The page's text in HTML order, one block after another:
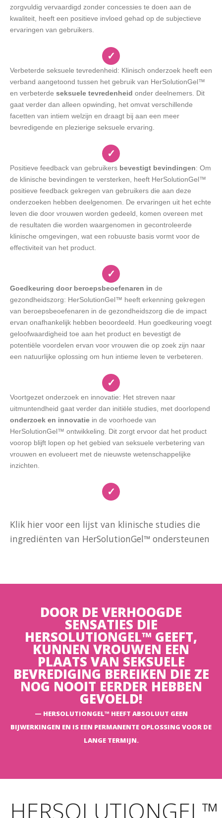
zorgvuldig vervaardigd zonder concessies te doen aan de
kwaliteit, heeft een positieve invloed gehad op de subjectieve
ervaringen van gebruikers.
✓
Verbeterde seksuele tevredenheid: Klinisch onderzoek heeft een
verband aangetoond tussen het gebruik van HerSolutionGel™
en verbeterde seksuele tevredenheid onder deelnemers. Dit
gaat verder dan alleen opwinding, het omvat verschillende
facetten van intiem welzijn en draagt bij aan een meer
bevredigende en plezierige seksuele ervaring.
✓
Positieve feedback van gebruikers bevestigt bevindingen: Om
de klinische bevindingen te versterken, heeft HerSolutionGel™
positieve feedback gekregen van gebruikers die aan deze
onderzoeken hebben deelgenomen. De ervaringen uit het echte
leven die door vrouwen worden gedeeld, komen overeen met
de resultaten die worden waargenomen in gecontroleerde
klinische omgevingen, wat een robuuste basis vormt voor de
effectiviteit van het product.
✓
Goedkeuring door beroepsbeoefenaren in de
gezondheidszorg: HerSolutionGel™ heeft erkenning gekregen
van beroepsbeoefenaren in de gezondheidszorg die de impact
ervan onafhankelijk hebben beoordeeld. Hun goedkeuring voegt
geloofwaardigheid toe aan het product en bevestigt de
potentiële voordelen ervan voor vrouwen die op zoek zijn naar
een natuurlijke oplossing om hun intieme leven te verbeteren.
✓
Voortgezet onderzoek en innovatie: Het streven naar
uitmuntendheid gaat verder dan initiële studies, met doorlopend
onderzoek en innovatie in de voorhoede van
HerSolutionGel™ ontwikkeling. Dit zorgt ervoor dat het product
voorop blijft lopen op het gebied van seksuele verbetering van
vrouwen en evolueert met de nieuwste wetenschappelijke
inzichten.
✓
Klik hier voor een lijst van klinische studies die
ingrediënten van HerSolutionGel™ ondersteunen
https://www.ncbi.nlm.nih.gov/pmc/articles/PMC4029542/
https://pubmed.ncbi.nlm.nih.gov/20141583/
https://www.ncbi.nlm.nih.gov/pmc/articles/PMC8264219/
https://www.ncbi.nlm.nih.gov/pmc/articles/PMC10383074/
https://www.ncbi.nlm.nih.gov/pmc/articles/PMC4714869/
DOOR DE VERHOOGDE
SENSATIES DIE
HERSOLUTIONGEL™ GEEFT,
KUNNEN VROUWEN EEN
PLAATS VAN SEKSUELE
BEVREDIGING BEREIKEN DIE ZE
NOG NOOIT EERDER HEBBEN
GEVOELD!
HERSOLUTIONGEL™ HEEFT ABSOLUUT GEEN
BIJWERKINGEN EN IS EEN PERMANENTE OPLOSSING VOOR DE
LANGE TERMIJN.
HERSOLUTIONGEL™